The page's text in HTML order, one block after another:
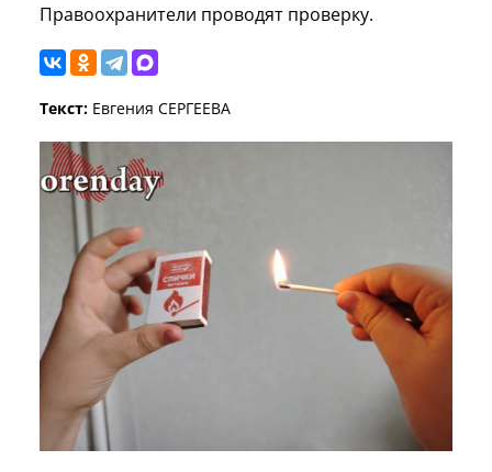
Правоохранители проводят проверку.
Текст: Евгения СЕРГЕЕВА